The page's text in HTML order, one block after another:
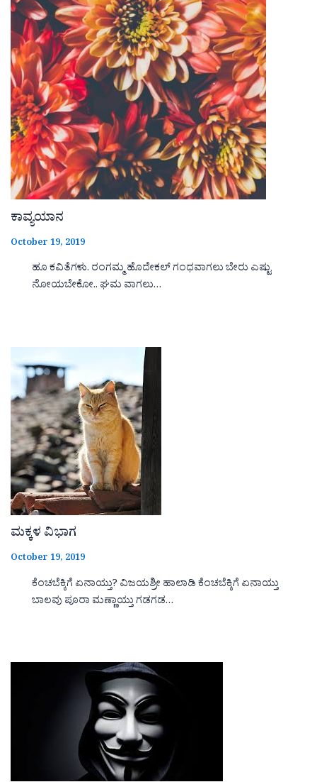
ಕಾವ್ಯಯಾನ
October 19, 2019
ಹೂ ಕವಿತೆಗಳು. ರಂಗಮ್ಮ ಹೊದೇಕಲ್ ಗಂಧವಾಗಲು ಬೇರು ಎಷ್ಟು
ನೋಯಬೇಕೋ.. ಘಮ ವಾಗಲು…
ಮಕ್ಕಳ ವಿಭಾಗ
October 19, 2019
ಕೆಂಚಬೆಕ್ಕಿಗೆ ಏನಾಯ್ತು? ವಿಜಯಶ್ರೀ ಹಾಲಾಡಿ ಕೆಂಚಬೆಕ್ಕಿಗೆ ಏನಾಯ್ತು
ಬಾಲವು ಪೂರಾ ಮಣ್ಣಾಯ್ತು ಗಡಗಡ…